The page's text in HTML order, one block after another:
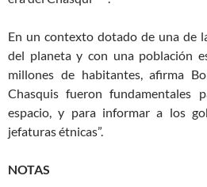
En un contexto dotado de una de
del planeta y con una población
millones de habitantes, afirma
Chasquis fueron fundamentales
espacio, y para informar a los
jefaturas étnicas”.
NOTAS